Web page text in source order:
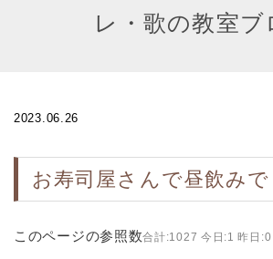
レ・歌の教室ブ
2023.06.26
お寿司屋さんで昼飲みで
このページの参照数合計:1027 今日:1 昨日:0